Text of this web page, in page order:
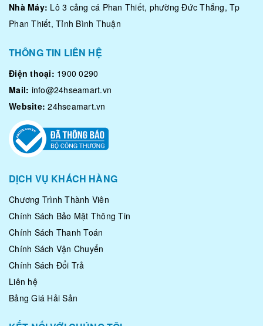
Ngao 2 cồi tại 24hseamart
-Chất lượng:
từ biển. Vì thế mà thịt chắc ngọt đậm đà.
-Giao hàng:Ngao được đóng trong bịch chứa nước biển
bơm oxy. Khách có thể mang đi xa khoảng 6 tiếng.
không đúng chất lượng.
Giao ngao 2 cồi tận nơi tại HCM
Nhà Máy: Lô 3 cảng cá Phan Thiết, phường Đức Thắng, Tp
Phan Thiết, Tỉnh Bình Thuận
THÔNG TIN LIÊN HỆ
Điện thoại: 1900 0290
Mail: info@24hseamart.vn
Website: 24hseamart.vn
DỊCH VỤ KHÁCH HÀNG
Chương Trình Thành Viên
Chính Sách Bảo Mật Thông Tin
Chính Sách Thanh Toán
Chính Sách Vận Chuyển
Chính Sách Đổi Trả
Liên hệ
Bảng Giá Hải Sản